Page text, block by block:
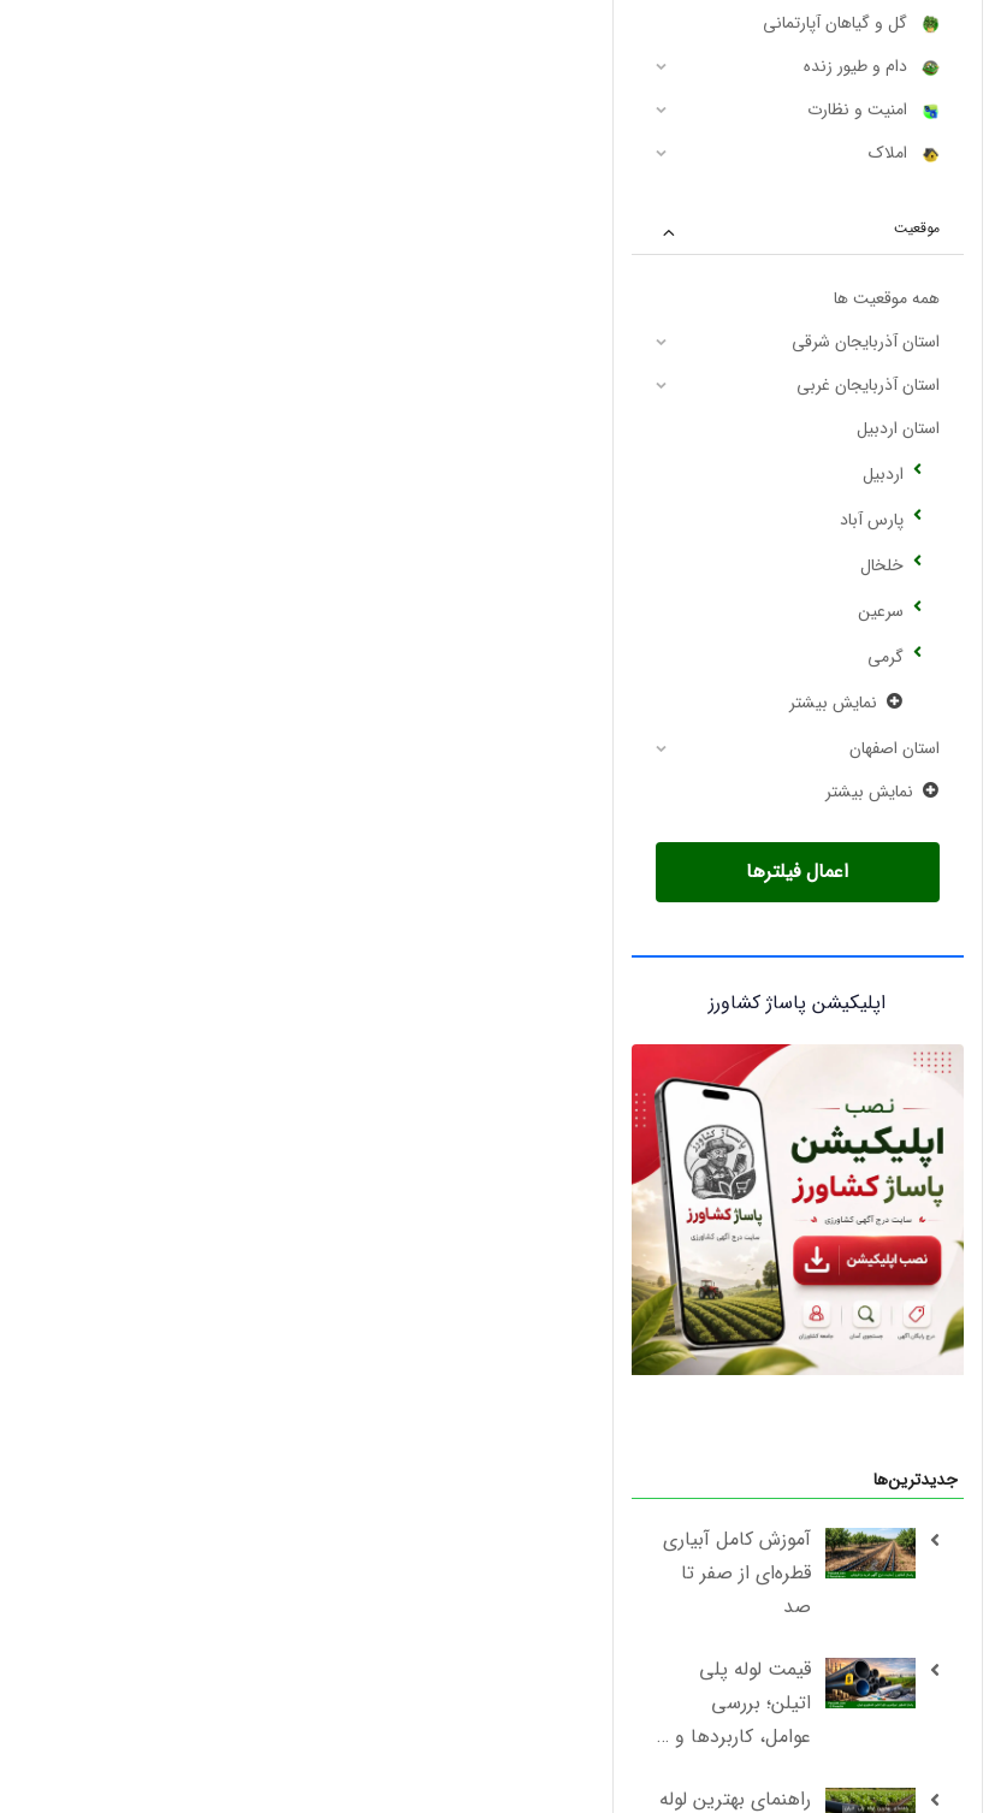
گل و گیاهان آپارتمانی
دام و طیور زنده
امنیت و نظارت
املاک
موقعیت
همه موقعیت ها
استان آذربایجان شرقی
استان آذربایجان غربی
استان اردبیل
اردبیل
پارس آباد
خلخال
سرعین
گرمی
نمایش بیشتر
استان اصفهان
نمایش بیشتر
اعمال فیلترها
اپلیکیشن پاساژ کشاورز
جدیدترین‌ها
آموزش کامل آبیاری
قطره‌ای از صفر تا
صد
قیمت لوله پلی
اتیلن؛ بررسی
عوامل، کاربردها و …
راهنمای بهترین لوله